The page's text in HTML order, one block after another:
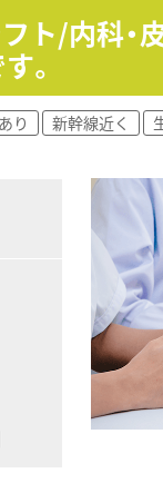
ト/内科・
。
り 新幹線近く